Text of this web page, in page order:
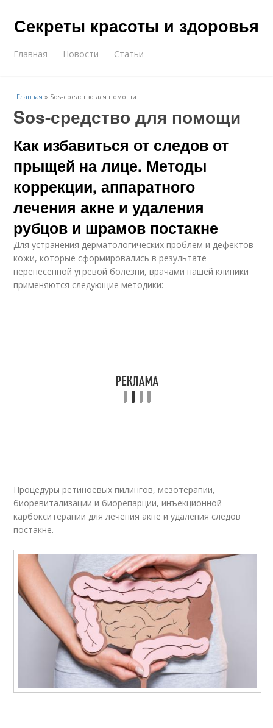
Секреты красоты и здоровья
Главная Новости Статьи
Главная » Sos-средство для помощи
Sos-средство для помощи
Как избавиться от следов от
прыщей на лице. Методы
коррекции, аппаратного
лечения акне и удаления
рубцов и шрамов постакне
Для устранения дерматологических проблем и дефектов
кожи, которые сформировались в результате
перенесенной угревой болезни, врачами нашей клиники
применяются следующие методики:
Процедуры ретиноевых пилингов, мезотерапии,
биоревитализации и биорепарции, инъекционной
карбокситерапии для лечения акне и удаления следов
постакне.